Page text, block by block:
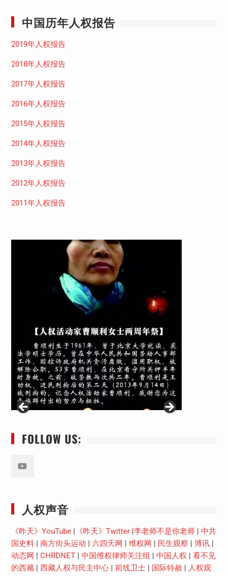
中国历年人权报告
2019年人权报告
2018年人权报告
2017年人权报告
2016年人权报告
2015年人权报告
2014年人权报告
2013年人权报告
2012年人权报告
2011年人权报告
FOLLOW US:
人权声音
《昨天》YouTube| 《昨天》Twitter|李老师不是你老师| 中共
国史料| 南方街头运动 | 六四天网 | 维权网 | 民生观察 | 博讯|
动态网 | CHRDNET| 中国维权律师关注组 | 中国人权 | 看不见
的西藏| 西藏人权与民主中心| 前线卫士| 国际特赦 | 人权观